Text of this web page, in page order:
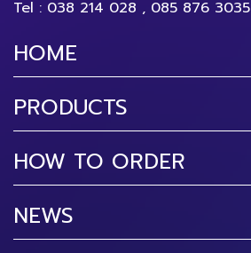
Tel : 038 214 028 , 085 876 3035
HOME
PRODUCTS
HOW TO ORDER
NEWS